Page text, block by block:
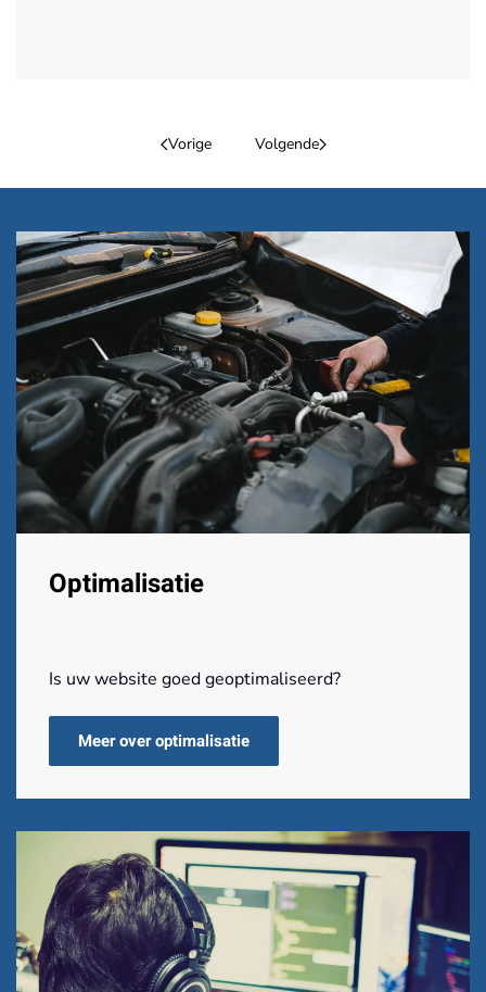
Vorige Volgende
Optimalisatie
Is uw website goed geoptimaliseerd?
Meer over optimalisatie